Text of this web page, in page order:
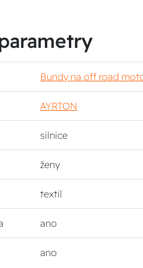
Bundy na off road
AYRTON
silnice
ženy
textil
ano
ano